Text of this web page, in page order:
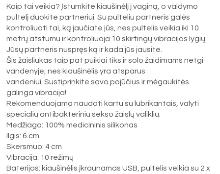
Kaip tai veikia? Įstumkite kiaušinėlį į vaginą, o valdymo
pultelį duokite partneriui. Su pulteliu partneris galės
kontroliuoti tai, ką jaučiate jūs, nes pultelis veikia iki 10
metrų atstumu ir kontroliuoja 10 skirtingų vibracijos lygių.
Jūsų partneris nuspręs ką ir kada jūs jausite.
Šis žaisliukas taip pat puikiai tiks ir solo žaidimams netgi
vandenyje, nes kiaušinėlis yra atsparus
vandeniui. Sustiprinkite savo pojūčius ir mėgaukitės
galinga vibracija!
Rekomenduojama naudoti kartu su lubrikantais, valyti
specialiu antibakteriniu sekso žaislų valikliu.
Medžiaga: 100% medicininis silikonas
Ilgis: 6 cm
Skersmuo: 4 cm
Vibracija: 10 režimų
Baterijos: kiaušinėlis įkraunamas USB, pultelis veikia su 2 x